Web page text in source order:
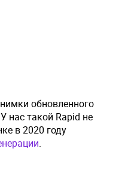
обновленного
нас такой Rapid не
в 2020 году
.